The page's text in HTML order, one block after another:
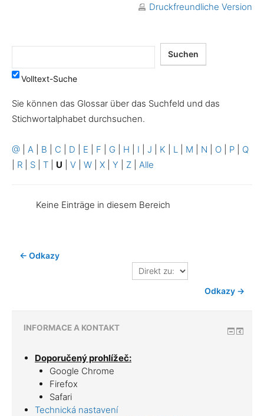
Druckfreundliche Version
Volltext-Suche
Sie können das Glossar über das Suchfeld und das
Stichwortalphabet durchsuchen.
@ A B C D E F G H I J K L M N O P
Q
R S T U V W X Y Z Alle
Keine Einträge in diesem Bereich
← Odkazy
Direkt
zu:
Odkazy →
INFORMACE A KONTAKT
Doporučený prohlížeč:
Google Chrome
Firefox
Safari
Technická nastavení